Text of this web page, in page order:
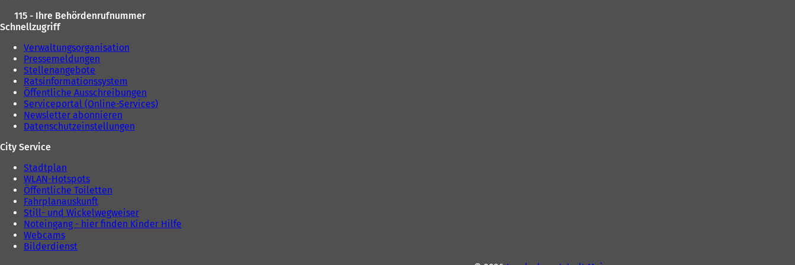
115 - Ihre Behördenrufnummer
Schnellzugriff
Verwaltungsorganisation
Pressemeldungen
Stellenangebote
Ratsinformationssystem
Öffentliche Ausschreibungen
Serviceportal (Online-Services)
Newsletter abonnieren
Datenschutzeinstellungen
City Service
Stadtplan
WLAN-Hotspots
Öffentliche Toiletten
Fahrplanauskunft
Still- und Wickelwegweiser
Noteingang - hier finden Kinder Hilfe
Webcams
Bilderdienst